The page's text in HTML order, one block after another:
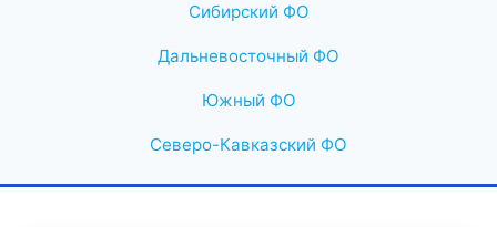
Сибирский ФО
Дальневосточный ФО
Южный ФО
Северо-Кавказский ФО